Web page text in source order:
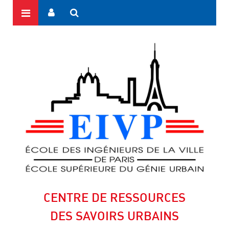
CENTRE DE RESSOURCES
DES SAVOIRS URBAINS